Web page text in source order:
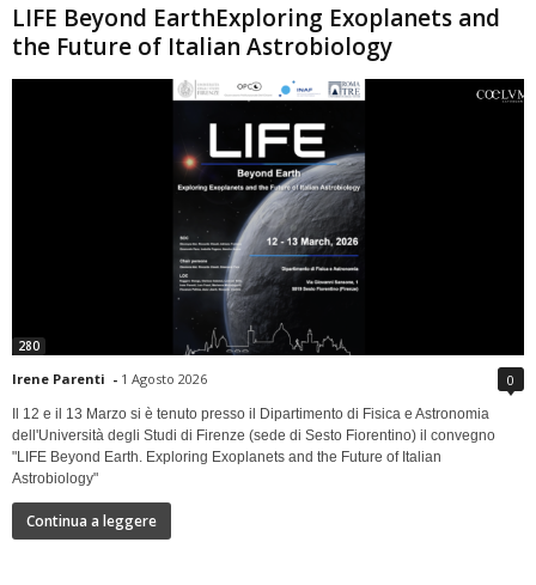
LIFE Beyond EarthExploring Exoplanets and
the Future of Italian Astrobiology
280
Irene Parenti - 1 Agosto 2026 0
Il 12 e il 13 Marzo si è tenuto presso il Dipartimento di Fisica e Astronomia
dell'Università degli Studi di Firenze (sede di Sesto Fiorentino) il convegno
"LIFE Beyond Earth. Exploring Exoplanets and the Future of Italian
Astrobiology"
Continua a leggere